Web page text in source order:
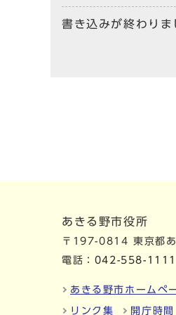
書き込みが終わりま
あきる野市役所
〒197-0814 東京都
電話： 042-558-1111
あきる野市ホームペ
リンク集 開庁時間